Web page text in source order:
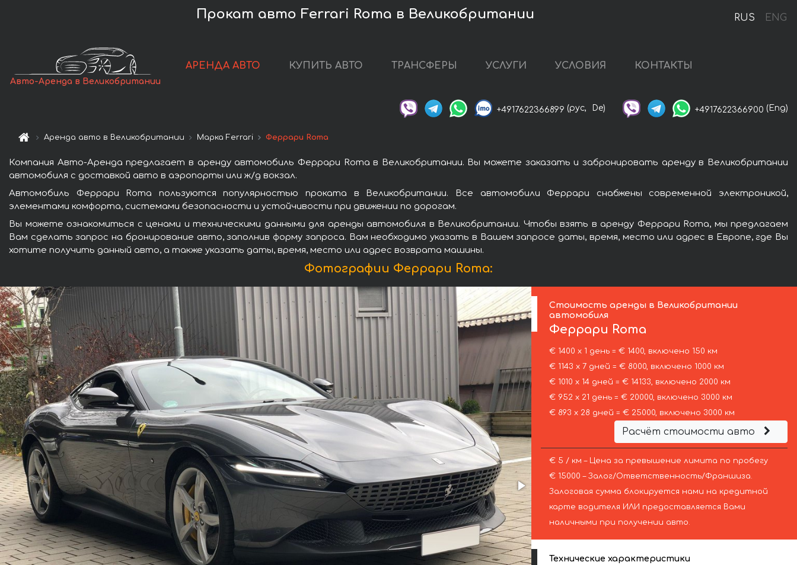
RUS ENG
Прокат авто Ferrari Roma в Великобритании
Авто-Аренда в Великобритании
АРЕНДА АВТО КУПИТЬ АВТО ТРАНСФЕРЫ УСЛУГИ УСЛОВИЯ КОНТАКТЫ
+4917622366899 (рус, De) +4917622366900 (Eng)
Аренда авто в Великобритании Марка Ferrari Феррари Roma
Компания Авто-Аренда предлагает в аренду автомобиль Феррари Roma в Великобритании. Вы можете заказать и забронировать аренду в Великобритании
автомобиля с доставкой авто в аэропорты или ж/д вокзал.
Автомобиль Феррари Roma пользуются популярностью проката в Великобритании. Все автомобили Феррари снабжены современной электроникой,
элементами комфорта, системами безопасности и устойчивости при движении по дорогам.
Вы можете ознакомиться с ценами и техническими данными для аренды автомобиля в Великобритании. Чтобы взять в аренду Феррари Roma, мы предлагаем
Вам сделать запрос на бронирование авто, заполнив форму запроса. Вам необходимо указать в Вашем запросе даты, время, место или адрес в Европе, где Вы
хотите получить данный авто, а также указать даты, время, место или адрес возврата машины.
Фотографии Феррари Roma:
Стоимость аренды в Великобритании
автомобиля
Феррари Roma
€ 1400 х 1 день = € 1400, включено 150 км
€ 1143 х 7 дней = € 8000, включено 1000 км
€ 1010 х 14 дней = € 14133, включено 2000 км
€ 952 х 21 день = € 20000, включено 3000 км
€ 893 х 28 дней = € 25000, включено 3000 км
Расчёт стоимости авто
€ 5 / км – Цена за превышение лимита по пробегу
€ 15000 – Залог/Ответственность/Франшиза.
Залоговая сумма блокируется нами на кредитной
карте водителя ИЛИ предоставляется Вами
наличными при получении авто.
Технические характеристики